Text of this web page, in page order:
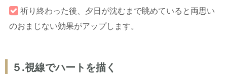
祈り終わった後、夕日が沈むまで眺めていると両思い
のおまじない効果がアップします。
５.視線でハートを描く